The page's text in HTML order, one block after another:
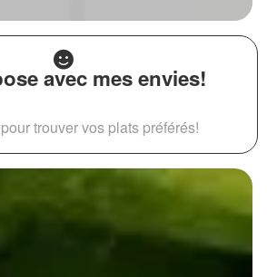
avec mes envies!
trouver vos plats préférés!